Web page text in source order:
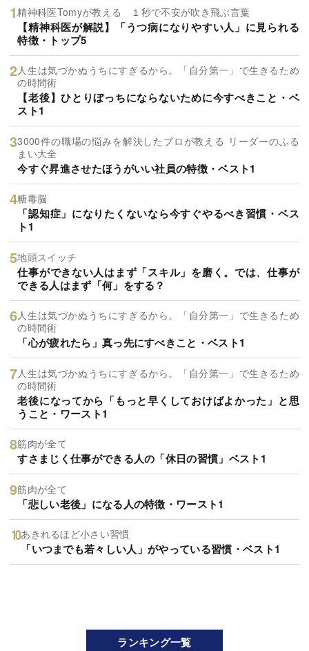
精神科医Tomyが教える １秒で不安が吹き飛ぶ言葉
【精神科医が解説】「うつ病になりやすい人」に見られる
特徴・トップ5
人生は気づかぬうちにすぎるから。「自分第一」で生きるため
の時間術
【老後】ひとりぼっちにならないために今すべきこと・ベ
スト1
3000件の職場の悩みを解決したプロが教える リーダーのふる
まい大全
今すぐ昇進させたほうがいい社員の特徴・ベスト1
糖毒脳
「認知症」になりたくないなら今すぐやるべき習慣・ベス
ト1
地頭スイッチ
仕事ができない人はまず「スキル」を磨く。では、仕事が
できる人はまず「何」をする？
人生は気づかぬうちにすぎるから。「自分第一」で生きるため
の時間術
「心が疲れたら」真っ先にすべきこと・ベスト1
人生は気づかぬうちにすぎるから。「自分第一」で生きるため
の時間術
老後になってから「もっと早くしておけばよかった」と思
うこと・ワースト1
筋肉が全て
すさまじく仕事ができる人の「休日の習慣」ベスト1
筋肉が全て
「悲しい老後」になる人の特徴・ワースト1
あきれるほど小さい習慣
「いつまでも若々しい人」がやっている習慣・ベスト1
ランキング一覧